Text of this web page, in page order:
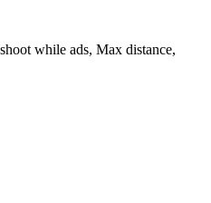
while ads, Max distance,